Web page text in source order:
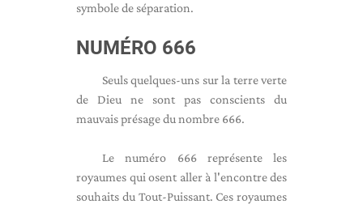
symbole de séparation.
NUMÉRO 666
Seuls quelques-uns sur la terre verte
de Dieu ne sont pas conscients du
mauvais présage du nombre 666.
Le numéro 666 représente les
royaumes qui osent aller à l'encontre des
souhaits du Tout-Puissant. Ces royaumes